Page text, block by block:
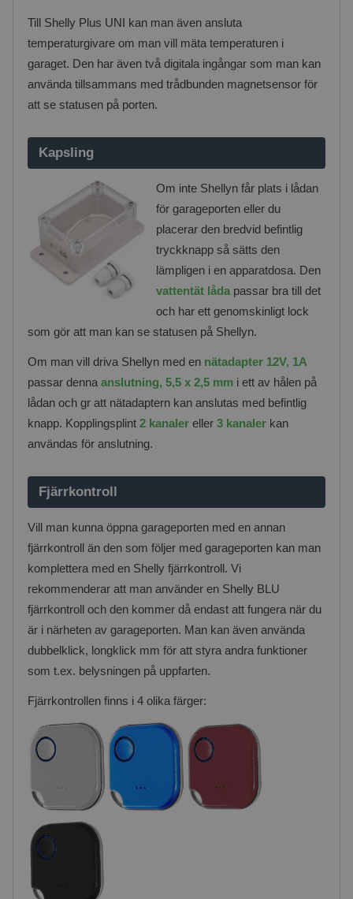
Till Shelly Plus UNI kan man även ansluta
temperaturgivare om man vill mäta temperaturen i
garaget. Den har även två digitala ingångar som man kan
använda tillsammans med trådbunden magnetsensor för
att se statusen på porten.
Kapsling
Om inte Shellyn får plats i lådan
för garageporten eller du
placerar den bredvid befintlig
tryckknapp så sätts den
lämpligen i en apparatdosa. Den
vattentät låda passar bra till det
och har ett genomskinligt lock
som gör att man kan se statusen på Shellyn.
Om man vill driva Shellyn med en nätadapter 12V, 1A
passar denna anslutning, 5,5 x 2,5 mm i ett av hålen på
lådan och gr att nätadaptern kan anslutas med befintlig
knapp. Kopplingsplint 2 kanaler eller 3 kanaler kan
användas för anslutning.
Fjärrkontroll
Vill man kunna öppna garageporten med en annan
fjärrkontroll än den som följer med garageporten kan man
komplettera med en Shelly fjärrkontroll. Vi
rekommenderar att man använder en Shelly BLU
fjärrkontroll och den kommer då endast att fungera när du
är i närheten av garageporten. Man kan även använda
dubbelklick, longklick mm för att styra andra funktioner
som t.ex. belysningen på uppfarten.
Fjärrkontrollen finns i 4 olika färger: